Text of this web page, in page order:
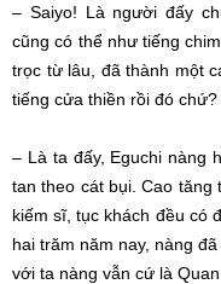
– Saiyo! Là người đấy
cũng có thể như tiếng
trọc từ lâu, đã thành một
tiếng cửa thiền rồi đó chứ?
– Là ta đấy, Eguchi nàng
tan theo cát bụi.Cao tăng
kiếm sĩ, tục khách đều có
hai trăm năm nay, nàng
với ta nàng vẫn cứ là